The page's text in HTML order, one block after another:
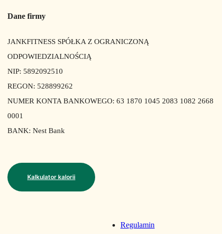
Dane firmy
JANKFITNESS SPÓŁKA Z OGRANICZONĄ
ODPOWIEDZIALNOŚCIĄ
NIP: 5892092510
REGON: 528899262
NUMER KONTA BANKOWEGO: 63 1870 1045 2083 1082 2668
0001
BANK: Nest Bank
Kalkulator kalorii
Regulamin